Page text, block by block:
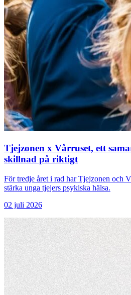
Tjejzonen x Vårruset, ett
skillnad på riktigt
För tredje året i rad har Tjejzonen och
stärka unga tjejers psykiska hälsa.
02 ‪juli‬ 2026